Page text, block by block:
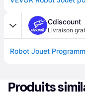
Cdiscount
Livraison
Produits